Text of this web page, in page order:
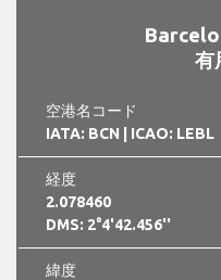
有
空港名コード
IATA: BCN
| ICAO: LEBL
経度
2.078460
DMS: 2°4'42.456''
緯度